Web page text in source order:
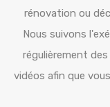
rénovation ou
Nous suivons
régulièrement
vidéos afin que